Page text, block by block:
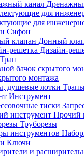
для
Сифон
Донный
Дизайн-
Трап
монтажа
Инструмент
Прочий
Труборезы
Ключи